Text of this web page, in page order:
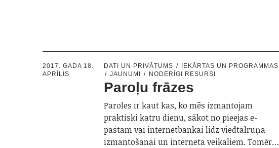
2017. GADA 18.
APRĪLIS
DATI UN PRIVĀTUMS
IEKĀRTAS UN PROGRAMMAS
JAUNUMI
NODERĪGI RESURSI
Paroļu frāzes
Paroles ir kaut kas, ko mēs izmantojam
praktiski katru dienu, sākot no pieejas e-
pastam vai internetbankai līdz viedtālruņa
izmantošanai un interneta veikaliem. Tomēr…